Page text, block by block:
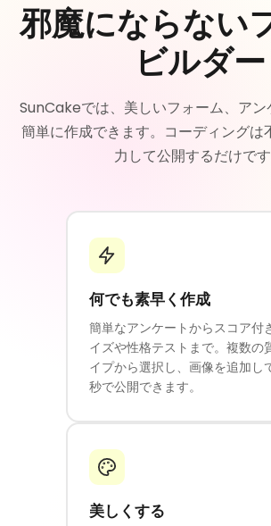
邪魔にならない
ビルダー
SunCakeでは、美しいフォーム、アン
簡単に作成できます。コーディングは
力して公開するだけです
何でも素早く作成
簡単なアンケートからスコア付
イズや性格テストまで。複数の
イプから選択し、画像を追加し
秒で公開できます。
美しくする